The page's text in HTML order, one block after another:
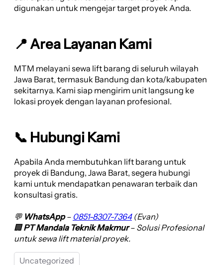
digunakan untuk mengejar target proyek Anda.
📍 Area Layanan Kami
MTM melayani sewa lift barang di seluruh wilayah
Jawa Barat, termasuk Bandung dan kota/kabupaten
sekitarnya. Kami siap mengirim unit langsung ke
lokasi proyek dengan layanan profesional.
📞 Hubungi Kami
Apabila Anda membutuhkan lift barang untuk
proyek di Bandung, Jawa Barat, segera hubungi
kami untuk mendapatkan penawaran terbaik dan
konsultasi gratis.
💬 WhatsApp– 0851-8307-7364(Evan)
🏢PT Mandala Teknik Makmur– Solusi Profesional
untuk sewa lift material proyek.
Uncategorized